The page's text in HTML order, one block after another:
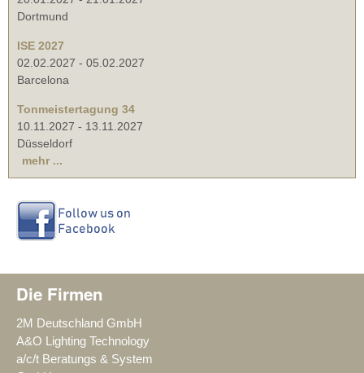
Dortmund
ISE 2027
02.02.2027 - 05.02.2027
Barcelona
Tonmeistertagung 34
10.11.2027 - 13.11.2027
Düsseldorf
mehr ...
Die Firmen
2M Deutschland GmbH
A&O Lighting Technology
a/c/t Beratungs & System